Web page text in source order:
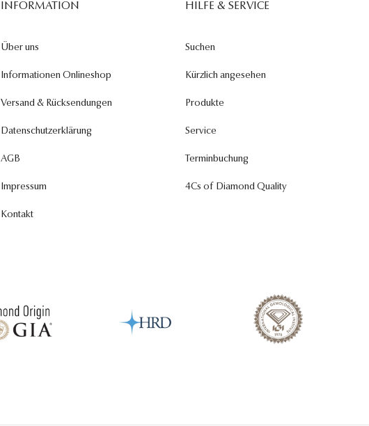
INFORMATION
Über uns
Informationen Onlineshop
Versand & Rücksendungen
Datenschutzerklärung
AGB
Impressum
Kontakt
HILFE & SERVICE
Suchen
Kürzlich angesehen
Produkte
Service
Terminbuchung
4Cs of Diamond Quality